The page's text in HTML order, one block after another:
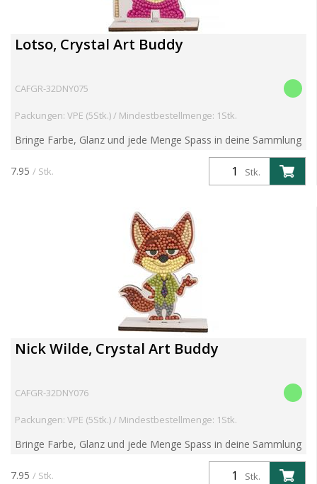
Lotso, Crystal Art Buddy
CAFGR-32DNY075
Packungen: VPE (5Stk.) / Mindestbestellmenge: 1Stk.
Bringe Farbe, Glanz und jede Menge Spass in deine Sammlung
mit der Serie 6 der beliebten Crystal Art Buddies Kits! Diese
preisgekrönten DIY-Figuren kombinieren nostalgisc...
Stk.
7.95 / Stk.
Nick Wilde, Crystal Art Buddy
CAFGR-32DNY076
Packungen: VPE (5Stk.) / Mindestbestellmenge: 1Stk.
Bringe Farbe, Glanz und jede Menge Spass in deine Sammlung
mit der Serie 6 der beliebten Crystal Art Buddies Kits! Diese
preisgekrönten DIY-Figuren kombinieren nostalgisc...
Stk.
7.95 / Stk.